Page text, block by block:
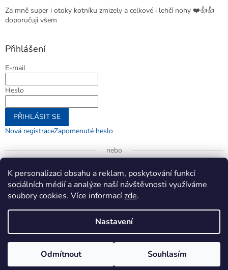
K personalizaci obsahu a reklam, poskytování funkcí
sociálních médií a analýze naší návštěvnosti využíváme
soubory cookies. Více informacízde.
Nastavení
Odmítnout Souhlasím
Za mně super i otoky kotníku zmizely a celkové i lehčí nohy ❤️👍👍
doporučuji všem
Přihlášení
E-mail
Heslo
PŘIHLÁSIT SE
Nová registraceZapomenuté heslo
nebo
Přihlásit se přes Google
Copyright 2026jenifer.cz. Všechna práva vyhrazena.Upravit